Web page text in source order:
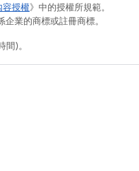
容授權》中的授權所規範。
業的商標或註冊商標。
)。